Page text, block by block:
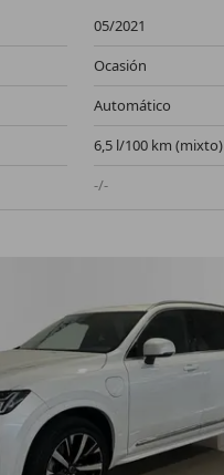
05/2021
Ocasión
Automático
6,5 l/100 km (mixto)
-/-